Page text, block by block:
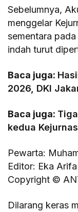
Sebelumnya,
menggelar
sementara
indah turut
Baca juga:
2026, DKI
Baca juga:
kedua
Pewarta:
Editor: Eka
Copyright ©
Dilarang keras